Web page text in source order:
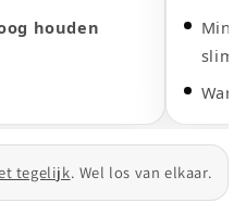
houden
slim).
tegelijk. Wel los van elkaar.